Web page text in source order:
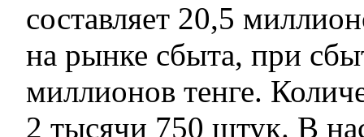
составляет 20,5
на рынке сбыта, при
миллионов тенге.
2 тысячи 750 штук. В